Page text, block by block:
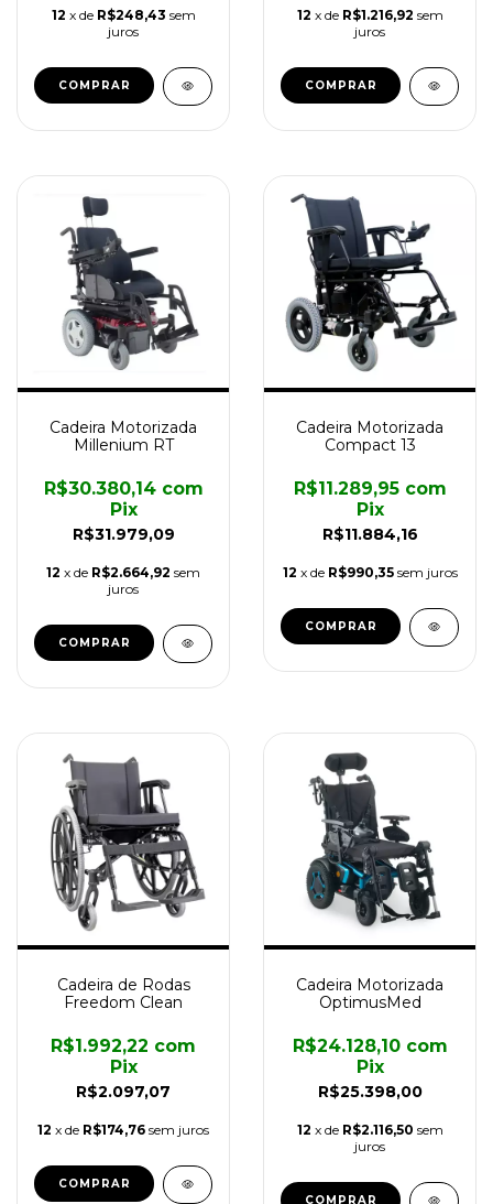
12 x de R$248,43 sem
juros
12 x de R$1.216,92 sem
juros
Cadeira Motorizada
Millenium RT
R$31.979,09
R$30.380,14 com
Pix
12 x de R$2.664,92 sem
juros
Cadeira Motorizada
Compact 13
R$11.884,16
R$11.289,95 com
Pix
12 x de R$990,35 sem juros
Cadeira de Rodas
Freedom Clean
R$2.097,07
R$1.992,22 com
Pix
12 x de R$174,76 sem juros
Cadeira Motorizada
OptimusMed
R$25.398,00
R$24.128,10 com
Pix
12 x de R$2.116,50 sem
juros